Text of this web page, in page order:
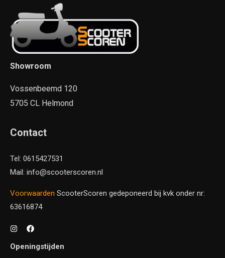
Showroom
Vossenbeemd 120
5705 CL Helmond
Contact
Tel: 0615427531
Mail: info@scooterscoren.nl
Voorwaarden ScooterScoren gedeponeerd bij kvk onder nr:
63616874
Openingstijden